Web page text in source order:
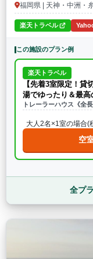
福岡県 | 天神・中洲・
楽天トラベル
この施設のプラン例
楽天トラベル
【先着3室限定！貸
湯でゆったり＆最高
トレーラーハウス《全長
大人2名×1室の場合(
空
全プ